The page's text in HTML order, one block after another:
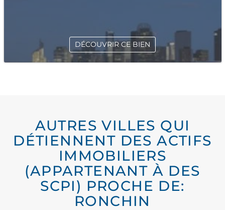
DÉCOUVRIR CE BIEN
AUTRES VILLES QUI
DÉTIENNENT DES ACTIFS
IMMOBILIERS
(APPARTENANT À DES
SCPI) PROCHE DE:
RONCHIN